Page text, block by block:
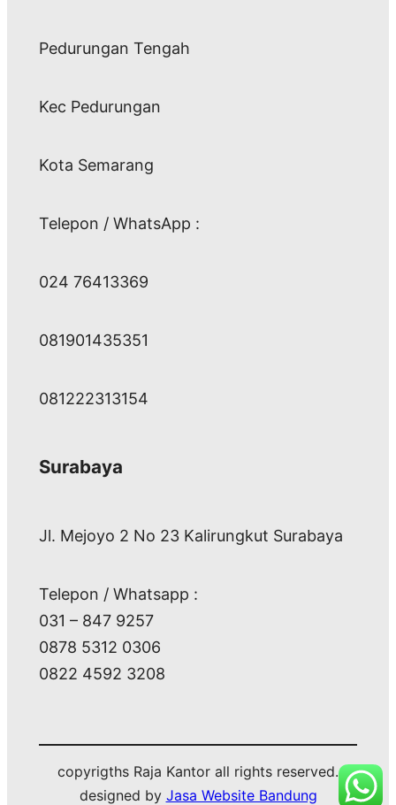
Pedurungan Tengah
Kec Pedurungan
Kota Semarang
Telepon / WhatsApp :
024 76413369
081901435351
081222313154
Surabaya
Jl. Mejoyo 2 No 23 Kalirungkut Surabaya
Telepon / Whatsapp :
031 – 847 9257
0878 5312 0306
0822 4592 3208
copyrigths Raja Kantor all rights reserved.
designed by Jasa Website Bandung